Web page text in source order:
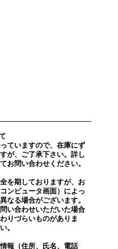
ていますので、在庫にず
が、ご了承下さい。詳し
お問い合わせください。
を期しておりますが、お
ンピュータ画面）によっ
なる場合がございます。
い合わせいただいた場合
りづらいものがありま
。
報（住所、氏名、電話